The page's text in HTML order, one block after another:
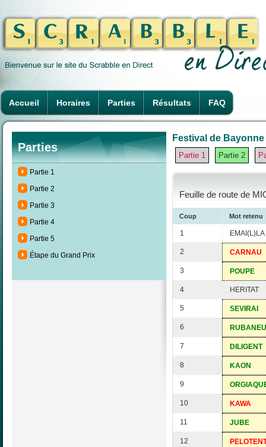
Accueil Horaires Parties Résultats FAQ
Parties
Partie 1
Partie 2
Partie 3
Partie 4
Partie 5
Étape du Grand Prix
Festival de
Partie 1 Partie 2
Feuille de route de
Coup Mot retenu
1 EMAI(L)LA
2 CARNAU
3 POUPE
4 HERITAT
5 SEVIRAI
6
7 DILIGENT
8 KAON
9
10 KAWA
11 JUBE
12